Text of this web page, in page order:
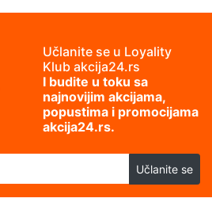
Učlanite se u Loyality
Klub akcija24.rs
I budite u toku sa
najnovijim akcijama,
popustima i promocijama
akcija24.rs.
Učlanite se